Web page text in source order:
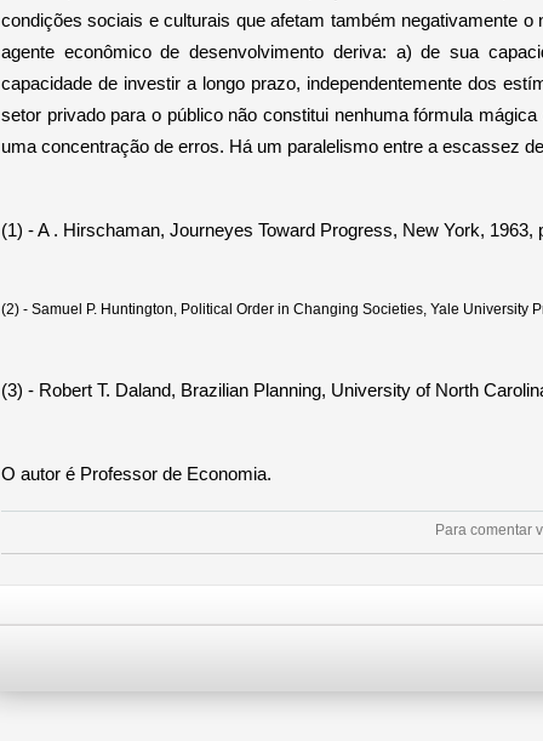
condições sociais e culturais que afetam também negativamente
agente econômico de desenvolvimento deriva: a) de sua
capacidade de investir a longo prazo, independentemente dos
setor privado para o público não constitui nenhuma fórmula
uma concentração de erros. Há um paralelismo entre a escassez
(1) - A . Hirschaman, Journeyes Toward Progress, New York, 1963,
(2) - Samuel P. Huntington, Political Order in Changing Societies, Yale University
(3) - Robert T. Daland, Brazilian Planning, University of North
O autor é Professor de Economia.
Para comentar